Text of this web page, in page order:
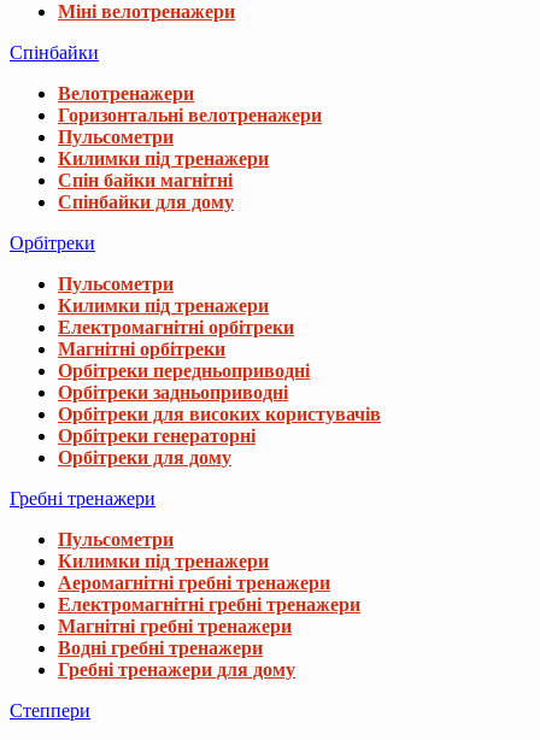
Міні велотренажери
Спінбайки
Велотренажери
Горизонтальні велотренажери
Пульсометри
Килимки під тренажери
Спін байки магнітні
Спінбайки для дому
Орбітреки
Пульсометри
Килимки під тренажери
Електромагнітні орбітреки
Магнітні орбітреки
Орбітреки передньоприводні
Орбітреки задньоприводні
Орбітреки для високих користувачів
Орбітреки генераторні
Орбітреки для дому
Гребні тренажери
Пульсометри
Килимки під тренажери
Аеромагнітні гребні тренажери
Електромагнітні гребні тренажери
Магнітні гребні тренажери
Водні гребні тренажери
Гребні тренажери для дому
Степпери